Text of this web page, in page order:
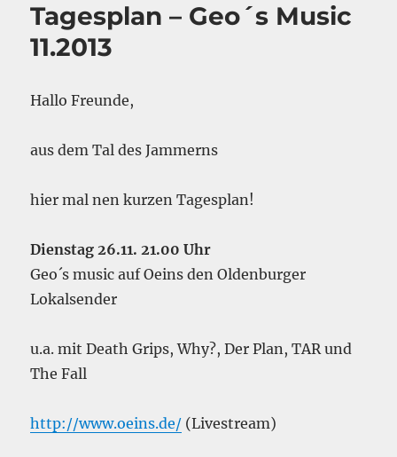
Tagesplan – Geo´s Music
11.2013
Hallo Freunde,
aus dem Tal des Jammerns
hier mal nen kurzen Tagesplan!
Dienstag 26.11. 21.00 Uhr
Geo´s music auf Oeins den Oldenburger
Lokalsender
u.a. mit Death Grips, Why?, Der Plan, TAR und
The Fall
http://www.oeins.de/ (Livestream)